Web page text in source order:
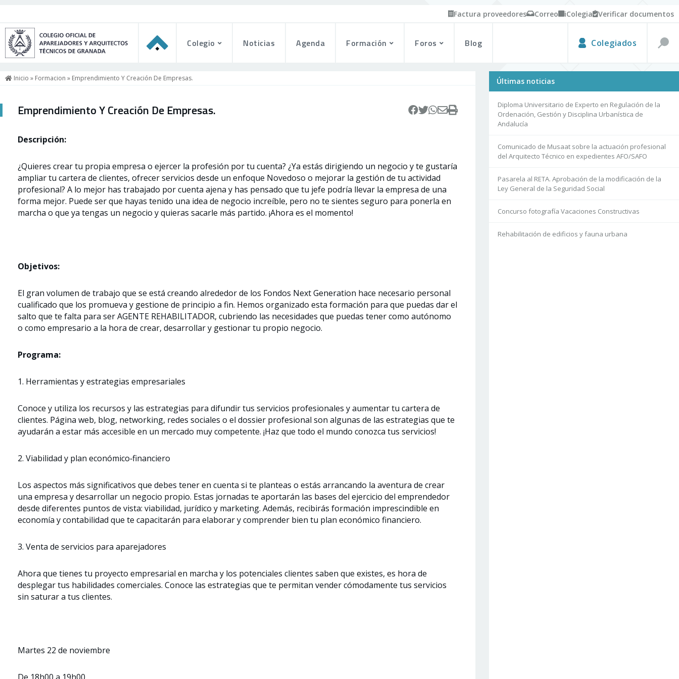
Factura proveedores Correo iColegia Verificar documentos
Colegio Noticias Agenda Formación Foros Blog Colegiados
Inicio » Formacion » Emprendimiento Y Creación De Empresas.
Emprendimiento Y Creación De Empresas.
Descripción:
¿Quieres crear tu propia empresa o ejercer la profesión por tu cuenta? ¿Ya estás dirigiendo un negocio y te gustaría
ampliar tu cartera de clientes, ofrecer servicios desde un enfoque Novedoso o mejorar la gestión de tu actividad
profesional? A lo mejor has trabajado por cuenta ajena y has pensado que tu jefe podría llevar la empresa de una
forma mejor. Puede ser que hayas tenido una idea de negocio increíble, pero no te sientes seguro para ponerla en
marcha o que ya tengas un negocio y quieras sacarle más partido. ¡Ahora es el momento!
Objetivos:
El gran volumen de trabajo que se está creando alrededor de los Fondos Next Generation hace necesario personal
cualificado que los promueva y gestione de principio a fin. Hemos organizado esta formación para que puedas dar el
salto que te falta para ser AGENTE REHABILITADOR, cubriendo las necesidades que puedas tener como autónomo
o como empresario a la hora de crear, desarrollar y gestionar tu propio negocio.
Programa:
1. Herramientas y estrategias empresariales
Conoce y utiliza los recursos y las estrategias para difundir tus servicios profesionales y aumentar tu cartera de
clientes. Página web, blog, networking, redes sociales o el dossier profesional son algunas de las estrategias que te
ayudarán a estar más accesible en un mercado muy competente. ¡Haz que todo el mundo conozca tus servicios!
2. Viabilidad y plan económico‐financiero
Los aspectos más significativos que debes tener en cuenta si te planteas o estás arrancando la aventura de crear
una empresa y desarrollar un negocio propio. Estas jornadas te aportarán las bases del ejercicio del emprendedor
desde diferentes puntos de vista: viabilidad, jurídico y marketing. Además, recibirás formación imprescindible en
economía y contabilidad que te capacitarán para elaborar y comprender bien tu plan económico financiero.
3. Venta de servicios para aparejadores
Ahora que tienes tu proyecto empresarial en marcha y los potenciales clientes saben que existes, es hora de
desplegar tus habilidades comerciales. Conoce las estrategias que te permitan vender cómodamente tus servicios
sin saturar a tus clientes.
Martes 22 de noviembre
Últimas noticias
Diploma Universitario de Experto en Regulación de la
Ordenación, Gestión y Disciplina Urbanística de
Andalucía
Comunicado de Musaat sobre la actuación profesional
del Arquitecto Técnico en expedientes AFO/SAFO
Pasarela al RETA. Aprobación de la modificación de la
Ley General de la Seguridad Social
Concurso fotografía Vacaciones Constructivas
Rehabilitación de edificios y fauna urbana